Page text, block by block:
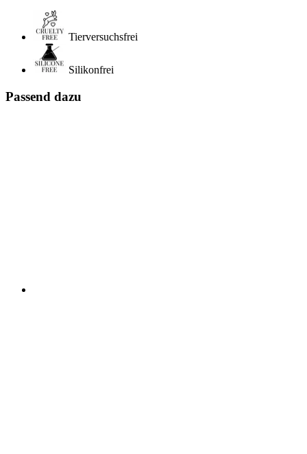
Tierversuchsfrei
Silikonfrei
Passend dazu